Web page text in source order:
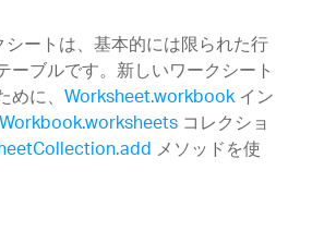
ートは、基本的には限られた行
ーブルです。新しいワークシート
に、 Worksheet.workbookイン
Workbook.worksheetsコレクショ
メソッドを使